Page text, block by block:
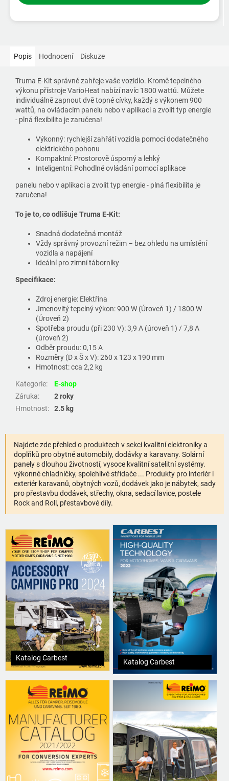
Popis Hodnocení Diskuze
Truma E-Kit správně zahřeje vaše vozidlo. Kromě tepelného
výkonu přístroje VarioHeat nabízí navíc 1800 wattů. Můžete
individuálně zapnout dvě topné cívky, každý s výkonem 900
wattů, na ovládacím panelu nebo v aplikaci a zvolit typ energie
- plná flexibilita je zaručena!
Výkonný: rychlejší zahřátí vozidla pomocí dodatečného
elektrického pohonu
Kompaktní: Prostorově úsporný a lehký
Inteligentní: Pohodlné ovládání pomocí aplikace
panelu nebo v aplikaci a zvolit typ energie - plná flexibilita je
zaručena!
To je to, co odlišuje Truma E-Kit:
Snadná dodatečná montáž
Vždy správný provozní režim – bez ohledu na umístění
vozidla a napájení
Ideální pro zimní táborníky
Specifikace:
Zdroj energie: Elektřina
Jmenovitý tepelný výkon: 900 W (Úroveň 1) / 1800 W
(Úroveň 2)
Spotřeba proudu (při 230 V): 3,9 A (úroveň 1) / 7,8 A
(úroveň 2)
Odběr proudu: 0,15 A
Rozměry (D x Š x V): 260 x 123 x 190 mm
Hmotnost: cca 2,2 kg
Kategorie:
E-shop
Záruka:
2 roky
Hmotnost: 2.5 kg
Najdete zde přehled o produktech v sekci kvalitní elektroniky a
doplňků pro obytné automobily, dodávky a karavany. Solární
panely s dlouhou životností, vysoce kvalitní satelitní systémy.
výkonné chladničky, spolehlivé střídače ... Produkty pro interiér i
exteriér karavanů, obytných vozů, dodávek jako je nábytek, sady
pro přestavbu dodávek, střechy, okna, sedací lavice, postele
Rock and Roll, přestavbové díly.
Katalog Carbest
Katalog Carbest